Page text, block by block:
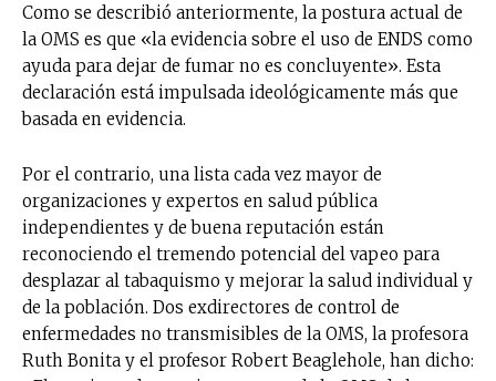
Como se describió anteriormente, la postura actual de
la OMS es que «la evidencia sobre el uso de ENDS como
ayuda para dejar de fumar no es concluyente». Esta
declaración está impulsada ideológicamente más que
basada en evidencia.
Por el contrario, una lista cada vez mayor de
organizaciones y expertos en salud pública
independientes y de buena reputación están
reconociendo el tremendo potencial del vapeo para
desplazar al tabaquismo y mejorar la salud individual y
de la población. Dos exdirectores de control de
enfermedades no transmisibles de la OMS, la profesora
Ruth Bonita y el profesor Robert Beaglehole, han dicho: